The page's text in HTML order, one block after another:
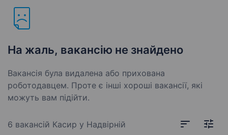
На жаль, вакансію не знайдено
Вакансія була видалена або прихована
роботодавцем. Проте є інші хороші вакансії, які
можуть вам підійти.
6 вакансій Касир у Надвірній